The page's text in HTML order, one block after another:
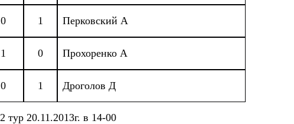
0 1 Перковский А
1 0 Прохоренко А
0 1 Дроголов Д
2 тур 20.11.2013г. в 14-00